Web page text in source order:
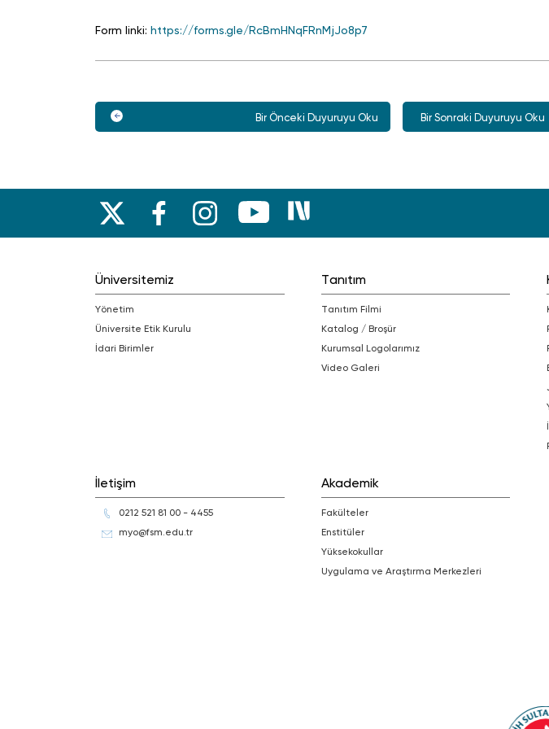
Form linki: https://forms.gle/RcBmHNqFRnMjJo8p7
Bir Önceki Duyuruyu Oku Bir Sonraki Duyuruyu Oku
Üniversitemiz
Yönetim
Üniversite Etik Kurulu
İdari Birimler
Tanıtım
Tanıtım Filmi
Katalog / Broşür
Kurumsal Logolarımız
Video Galeri
İletişim
0212 521 81 00 - 4455
myo@fsm.edu.tr
Akademik
Fakülteler
Enstitüler
Yüksekokullar
Uygulama ve Araştırma Merkezleri